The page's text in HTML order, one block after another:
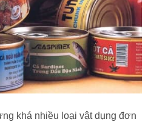
khá nhiều loại vật dụng đơn